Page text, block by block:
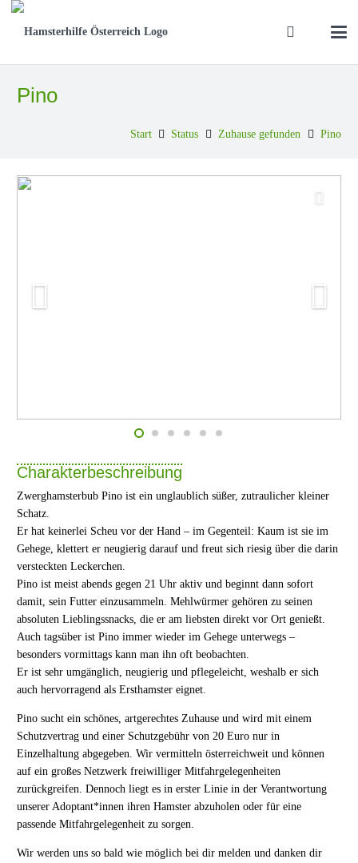
Pino
Start Status Zuhause gefunden Pino
Charakterbeschreibung
Zwerghamsterbub Pino ist ein unglaublich süßer, zutraulicher kleiner
Schatz.
Er hat keinerlei Scheu vor der Hand – im Gegenteil: Kaum ist sie im
Gehege, klettert er neugierig darauf und freut sich riesig über die darin
versteckten Leckerchen.
Pino ist meist abends gegen 21 Uhr aktiv und beginnt dann sofort
damit, sein Futter einzusammeln. Mehlwürmer gehören zu seinen
absoluten Lieblingssnacks, die er am liebsten direkt vor Ort genießt.
Auch tagsüber ist Pino immer wieder im Gehege unterwegs –
besonders vormittags kann man ihn oft beobachten.
Er ist sehr umgänglich, neugierig und pflegeleicht, weshalb er sich
auch hervorragend als Ersthamster eignet.
Pino sucht ein schönes, artgerechtes Zuhause und wird mit einem
Schutzvertrag und einer Schutzgebühr von 20 Euro nur in
Einzelhaltung abgegeben. Wir vermitteln österreichweit und können
auf ein großes Netzwerk freiwilliger Mitfahrgelegenheiten
zurückgreifen. Dennoch liegt es in erster Linie in der Verantwortung
unserer Adoptant*innen ihren Hamster abzuholen oder für eine
passende Mitfahrgelegenheit zu sorgen.
Wir werden uns so bald wie möglich bei dir melden und danken dir